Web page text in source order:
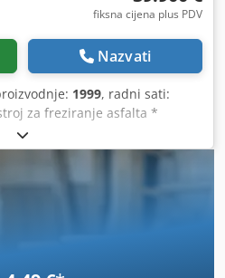
fiksna cijena plus PDV
Nazvati
1999, radni sati:
za freziranje asfalta *
Radni sati: 13.000 sati * MB
Chodpfx Aszm Epbecnsa *
* Težina: 29.000 kg * Više
putem WhatsAppa *
promjenama.